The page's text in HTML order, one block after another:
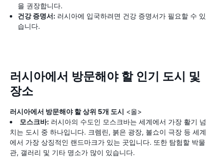
을 권장합니다.
건강 증명서: 러시아에 입국하려면 건강 증명서가 필요할 수 있
습니다.
러시아에서 방문해야 할 인기 도시 및
장소
러시아에서 방문해야 할 상위 5개 도시 <올>
모스크바: 러시아의 수도인 모스크바는 세계에서 가장 활기 넘
치는 도시 중 하나입니다. 크렘린, 붉은 광장, 볼쇼이 극장 등 세계
에서 가장 상징적인 랜드마크가 있는 곳입니다. 또한 탐험할 박물
관, 갤러리 및 기타 명소가 많이 있습니다.